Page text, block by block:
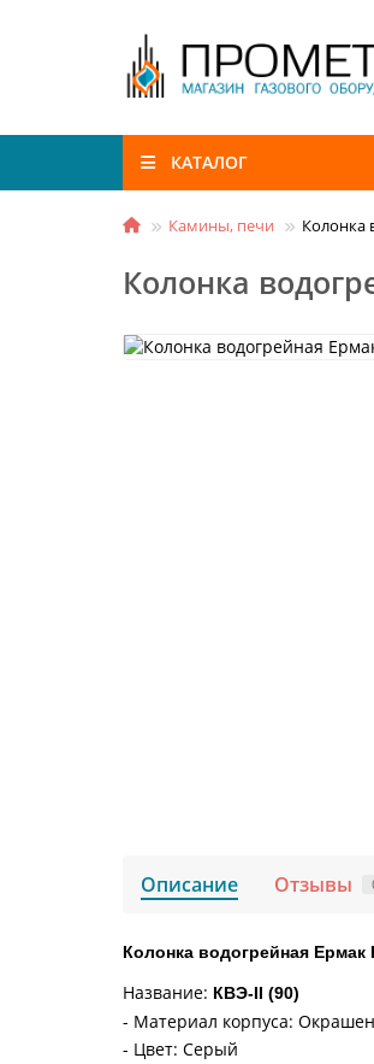
КАТАЛОГ
Камины, печи Колонка
Колонка
Описание Отзывы
Колонка водогрейная Ермак
Название: КВЭ-II (90)
- Материал корпуса:
- Цвет: Серый